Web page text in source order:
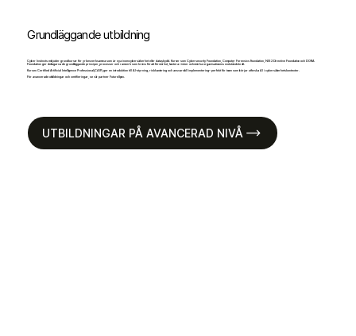
Grundläggande utbildning
Cyber Instincts erbjuder grundkurser för yrkesverksamma som är nya inom cybersäkerhet eller dataskydd. Kurser som Cybersecurity Foundation, Computer Forensics Foundation, NIS 2 Directive Foundation och DORA
Foundation ger deltagarna de grundläggande principer, processer och ramverk som krävs för att förstå hot, hantera risker och stärka organisationens motståndskraft.
Kursen Certified Artificial Intelligence Professional (CAIP) ger en introduktion till AI-styrning, riskhantering och ansvarsfull implementering – perfekt för team som börjar utforska AI i cybersäkerhetskontexter.
För avancerade utbildningar och certifieringar, se vår partner FutureSpex.
UTBILDNINGAR PÅ AVANCERAD NIVÅ